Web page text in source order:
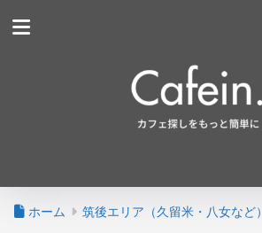
ホーム 筑後エリア（久留米・八女など）